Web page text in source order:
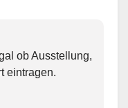
ob Ausstellung,
eintragen.